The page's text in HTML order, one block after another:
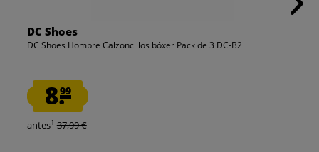
DC Shoes
DC Shoes Hombre Calzoncillos bóxer Pack de 3 DC-B2
8.99
antes1 37,99 €